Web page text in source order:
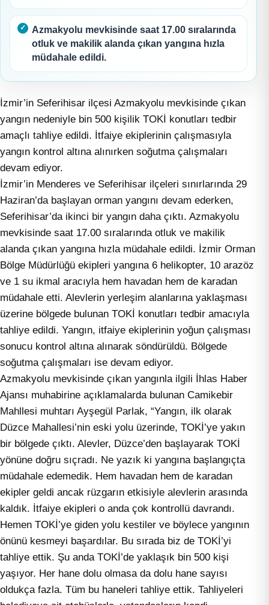
Azmakyolu mevkisinde saat 17.00 sıralarında
otluk ve makilik alanda çıkan yangına hızla
müdahale edildi.
İzmir’in Seferihisar ilçesi Azmakyolu mevkisinde çıkan
yangın nedeniyle bin 500 kişilik TOKİ konutları tedbir
amaçlı tahliye edildi. İtfaiye ekiplerinin çalışmasıyla
yangın kontrol altına alınırken soğutma çalışmaları
devam ediyor.
İzmir’in Menderes ve Seferihisar ilçeleri sınırlarında 29
Haziran’da başlayan orman yangını devam ederken,
Seferihisar’da ikinci bir yangın daha çıktı. Azmakyolu
mevkisinde saat 17.00 sıralarında otluk ve makilik
alanda çıkan yangına hızla müdahale edildi. İzmir Orman
Bölge Müdürlüğü ekipleri yangına 6 helikopter, 10 arazöz
ve 1 su ikmal aracıyla hem havadan hem de karadan
müdahale etti. Alevlerin yerleşim alanlarına yaklaşması
üzerine bölgede bulunan TOKİ konutları tedbir amacıyla
tahliye edildi. Yangın, itfaiye ekiplerinin yoğun çalışması
sonucu kontrol altına alınarak söndürüldü. Bölgede
soğutma çalışmaları ise devam ediyor.
Azmakyolu mevkisinde çıkan yangınla ilgili İhlas Haber
Ajansı muhabirine açıklamalarda bulunan Camikebir
Mahllesi muhtarı Ayşegül Parlak, “Yangın, ilk olarak
Düzce Mahallesi’nin eski yolu üzerinde, TOKİ’ye yakın
bir bölgede çıktı. Alevler, Düzce’den başlayarak TOKİ
yönüne doğru sıçradı. Ne yazık ki yangına başlangıçta
müdahale edemedik. Hem havadan hem de karadan
ekipler geldi ancak rüzgarın etkisiyle alevlerin arasında
kaldık. İtfaiye ekipleri o anda çok kontrollü davrandı.
Hemen TOKİ’ye giden yolu kestiler ve böylece yangının
önünü kesmeyi başardılar. Bu sırada biz de TOKİ’yi
tahliye ettik. Şu anda TOKİ’de yaklaşık bin 500 kişi
yaşıyor. Her hane dolu olmasa da dolu hane sayısı
oldukça fazla. Tüm bu haneleri tahliye ettik. Tahliyeleri